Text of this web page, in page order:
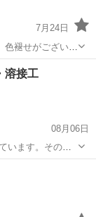
7月24日
溶接工
08月06日
います。その中
等の製作)業務に
田市芳野町。御